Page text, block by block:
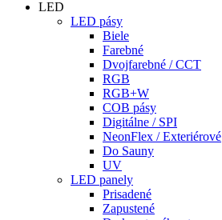
LED
LED pásy
Biele
Farebné
Dvojfarebné / CCT
RGB
RGB+W
COB pásy
Digitálne / SPI
NeonFlex / Exteriérové
Do Sauny
UV
LED panely
Prisadené
Zapustené